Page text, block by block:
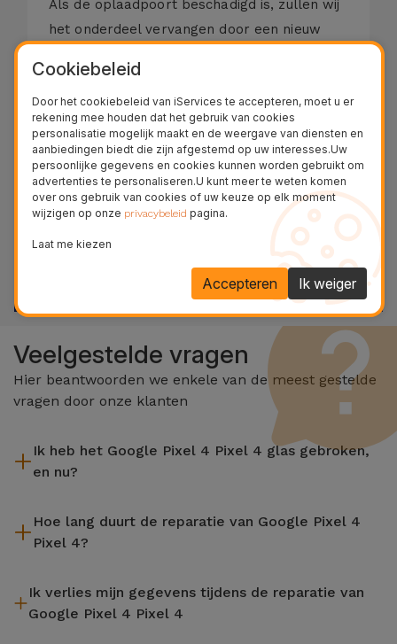
Als de oplaadpoort beschadigd is, zullen wij
het onderdeel vervangen door een nieuw
€ 44,95 - BTW inbegrepen.
Referentie:REP258730
Repareer nu je apparaat!
Maak kennis en bezoek een van onze 28 winkels in
BEKIJK WINKELS
Veelgestelde vragen
Hier beantwoorden we enkele van de meest gestelde
vragen door onze klanten
Ik heb het Google Pixel 4 Pixel 4 glas gebroken,
en nu?
garantie. Vind de dichtstbijzijnde winkel bij u in de buurt.
Hoe lang duurt de reparatie van Google Pixel 4
Pixel 4?
worden uitgevoerd in ongeveer 20 tot 30 minuten.
Ik verlies mijn gegevens tijdens de reparatie van
Google Pixel 4 Pixel 4
Cookiebeleid
Door het cookiebeleid van iServices te accepteren, moet u er
rekening mee houden dat het gebruik van cookies
personalisatie mogelijk maakt en de weergave van diensten en
aanbiedingen biedt die zijn afgestemd op uw interesses.Uw
persoonlijke gegevens en cookies kunnen worden gebruikt om
advertenties te personaliseren.U kunt meer te weten komen
over ons gebruik van cookies of uw keuze op elk moment
wijzigen op onze privacybeleid pagina.
Laat me kiezen
Ik weiger
Accepteren